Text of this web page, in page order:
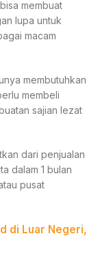
membuat
lupa untuk
macam
membutuhkan
membeli
sajian lezat
dari penjualan
dalam 1 bulan
pusat
di Luar Negeri,